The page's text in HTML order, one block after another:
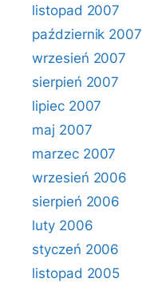
listopad 2007
październik 2007
wrzesień 2007
sierpień 2007
lipiec 2007
maj 2007
marzec 2007
wrzesień 2006
sierpień 2006
luty 2006
styczeń 2006
listopad 2005